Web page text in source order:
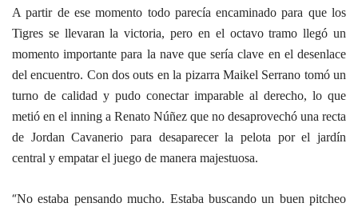
A partir de ese momento todo parecía encaminado para que los
Tigres se llevaran la victoria, pero en el octavo tramo llegó un
momento importante para la nave que sería clave en el desenlace
delencuentro. Con dos outs en la pizarra Maikel Serrano tomó un
turno de calidad y pudo conectar imparable al derecho, lo que
metió en el inning a Renato Núñez que no desaprovechó una recta
de Jordan Cavanerio para desaparecer la pelota por el jardín
central y empatar el juego de manera majestuosa.
“No estaba pensando mucho. Estaba buscando un buen pitcheo